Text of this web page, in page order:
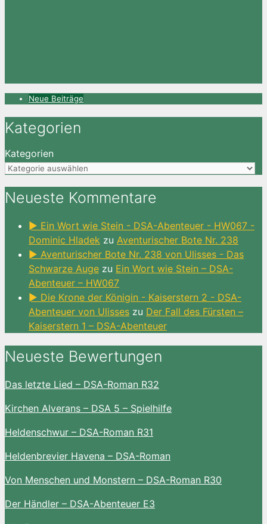
Neue Beiträge
Kategorien
Kategorien
Neueste Kommentare
► Ein Wort wie Stein - DSA-Abenteuer - HW067 -
Dominic Hladek zu Aventurischer Bote Nr. 238
► Aventurischer Bote Nr. 238 von Ulisses - Das
Schwarze Auge zu Ein Wort wie Stein – DSA-
Abenteuer – HW067
► Die Krone der Königin - Kaiserstern 2 - DSA-
Abenteuer von Ulisses zu Der Fall des Fürsten –
Kaiserstern 1 – DSA-Abenteuer
Neueste Bewertungen
Das letzte Lied – DSA-Roman R32
Kirchen Alverans – DSA 5 – Spielhilfe
Heldenschwur – DSA-Roman R31
Heldenbrevier Havena – DSA-Roman
Von Menschen und Monstern – DSA-Roman R30
Der Händler – DSA-Abenteuer E3